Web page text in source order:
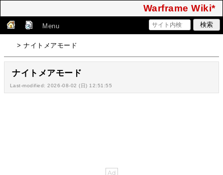
Warframe Wiki*
Menu
> ナイトメアモード
ナイトメアモード
Last-modified: 2026-08-02 (日) 12:51:55